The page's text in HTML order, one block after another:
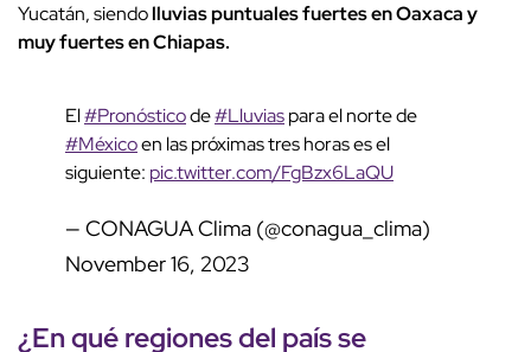
Yucatán, siendolluvias puntuales fuertes en Oaxaca y
muy fuertes en Chiapas.
El#Pronósticode#Lluviaspara el norte de
#Méxicoen las próximas tres horas es el
siguiente: pic.twitter.com/FgBzx6LaQU
— CONAGUA Clima (@conagua_clima)
November 16, 2023
¿En qué regiones del país se